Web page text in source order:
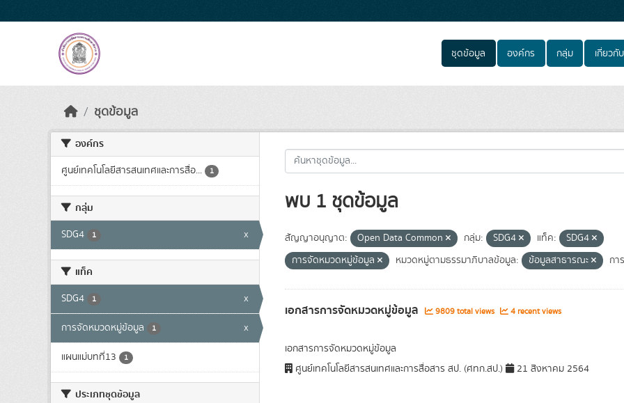
ชุดข้อมูล องค์กร กลุ่ม เกี่ยวกับ
ชุดข้อมูล
องค์กร
ศูนย์เทคโนโลยีสารสนเทศและการสื่อ... 1
กลุ่ม
SDG4 1 x
แท็ค
SDG4 1 x
การจัดหมวดหมู่ข้อมูล 1 x
แผนแม่บทที่13 1
ประเภทชุดข้อมูล
พบ 1 ชุดข้อมูล
สัญญาอนุญาต: Open Data Common กลุ่ม: SDG4 แท็ค:
SDG4
การจัดหมวดหมู่ข้อมูล
หมวดหมู่ตามธรรมาภิบาลข้อมูล: ข้อมูลสาธารณะ กา
เอกสารการจัดหมวดหมู่ข้อมูล 9809 total views 4 recent views
เอกสารการจัดหมวดหมู่ข้อมูล
ศูนย์เทคโนโลยีสารสนเทศและการสื่อสาร สป. (ศทก.สป.)
21 สิงหาคม 2564